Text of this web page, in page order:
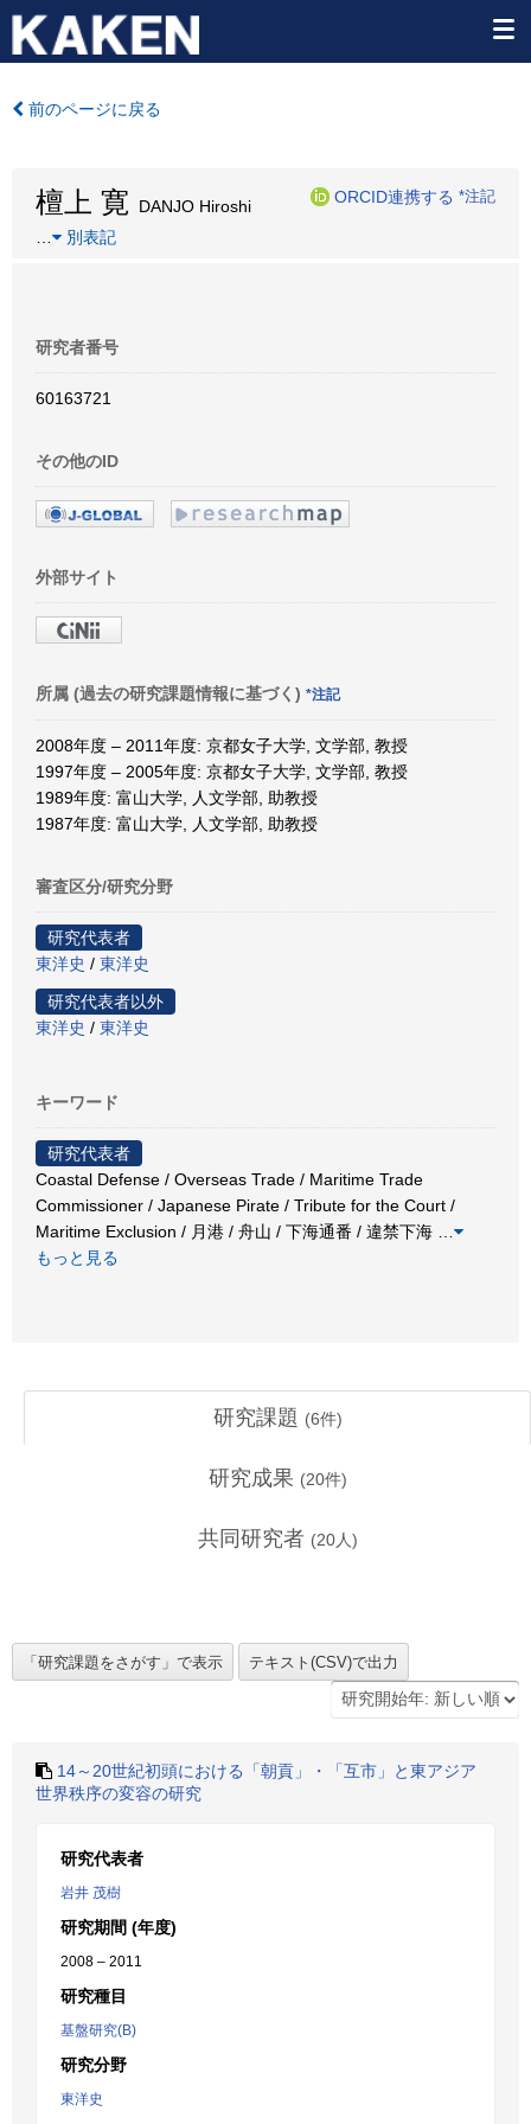
前のページに戻る
檀上 寛 DANJO Hiroshi
ORCID連携する *注記
別表記
研究者番号
60163721
その他のID
外部サイト
所属 (過去の研究課題情報に基づく) *注記
2008年度 – 2011年度: 京都女子大学, 文学部, 教授
1997年度 – 2005年度: 京都女子大学, 文学部, 教授
1989年度: 富山大学, 人文学部, 助教授
1987年度: 富山大学, 人文学部, 助教授
審査区分/研究分野
研究代表者
東洋史 / 東洋史
研究代表者以外
東洋史 / 東洋史
キーワード
研究代表者
Coastal Defense / Overseas Trade / Maritime Trade
Commissioner / Japanese Pirate / Tribute for the Court /
Maritime Exclusion / 月港 / 舟山 / 下海通番 / 違禁下海
もっと見る
研究課題 (6件)
研究成果 (20件)
共同研究者 (20人)
14～20世紀初頭における「朝貢」・「互市」と東アジア
世界秩序の変容の研究
研究代表者
岩井 茂樹
研究期間 (年度)
2008 – 2011
研究種目
基盤研究(B)
研究分野
東洋史